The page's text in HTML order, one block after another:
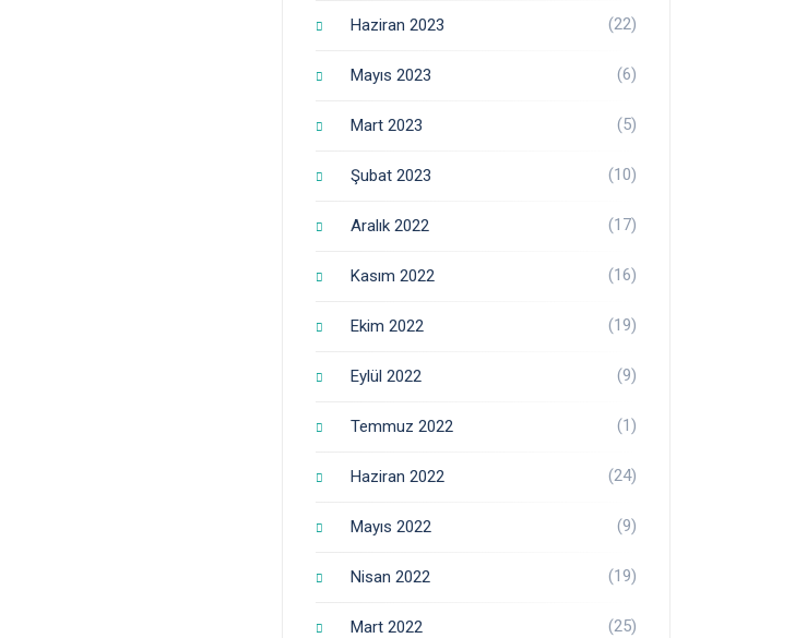
Haziran 2023 (22)
Mayıs 2023 (6)
Mart 2023 (5)
Şubat 2023 (10)
Aralık 2022 (17)
Kasım 2022 (16)
Ekim 2022 (19)
Eylül 2022 (9)
Temmuz 2022 (1)
Haziran 2022 (24)
Mayıs 2022 (9)
Nisan 2022 (19)
Mart 2022 (25)